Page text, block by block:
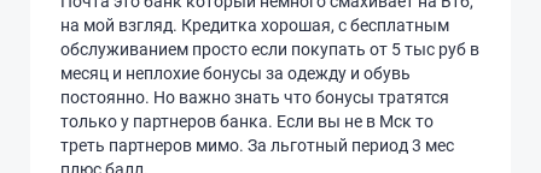
на мой взгляд. Кредитка хорошая, с бесплатным
обслуживанием просто если покупать от 5 тыс руб в
месяц и неплохие бонусы за одежду и обувь
постоянно. Но важно знать что бонусы тратятся
только у партнеров банка. Если вы не в Мск то
треть партнеров мимо. За льготный период 3 мес